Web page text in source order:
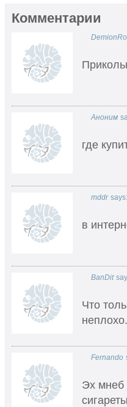
Комментарии
Аноним
где
mddr says:
в
BanDit
Что
Fernando
Эх мнеб